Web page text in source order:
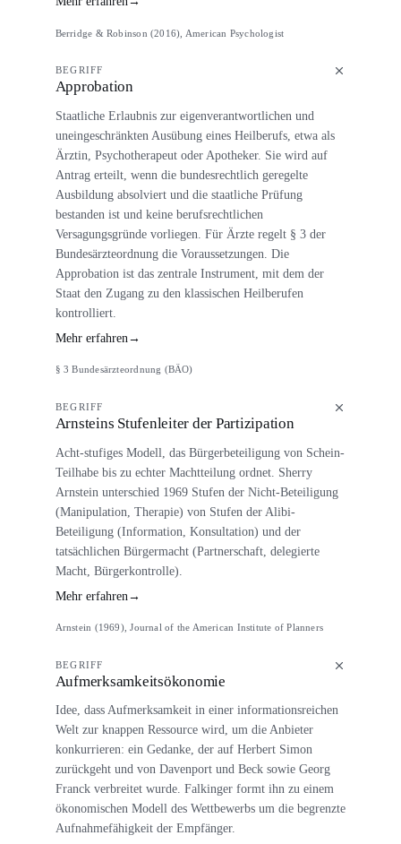
Berridge & Robinson (2016), American Psychologist
BEGRIFF
Approbation
Staatliche Erlaubnis zur eigenverantwortlichen und
uneingeschränkten Ausübung eines Heilberufs, etwa als
Ärztin, Psychotherapeut oder Apotheker. Sie wird auf
Antrag erteilt, wenn die bundesrechtlich geregelte
Ausbildung absolviert und die staatliche Prüfung
bestanden ist und keine berufsrechtlichen
Versagungsgründe vorliegen. Für Ärzte regelt § 3 der
Bundesärzteordnung die Voraussetzungen. Die
Approbation ist das zentrale Instrument, mit dem der
Staat den Zugang zu den klassischen Heilberufen
kontrolliert.
Mehr erfahren→
§ 3 Bundesärzteordnung (BÄO)
BEGRIFF
Arnsteins Stufenleiter der Partizipation
Acht-stufiges Modell, das Bürgerbeteiligung von Schein-
Teilhabe bis zu echter Machtteilung ordnet. Sherry
Arnstein unterschied 1969 Stufen der Nicht-Beteiligung
(Manipulation, Therapie) von Stufen der Alibi-
Beteiligung (Information, Konsultation) und der
tatsächlichen Bürgermacht (Partnerschaft, delegierte
Macht, Bürgerkontrolle).
Mehr erfahren →
Arnstein (1969), Journal of the American Institute of Planners
BEGRIFF
Aufmerksamkeitsökonomie
Idee, dass Aufmerksamkeit in einer informationsreichen
Welt zur knappen Ressource wird, um die Anbieter
konkurrieren: ein Gedanke, der auf Herbert Simon
zurückgeht und von Davenport und Beck sowie Georg
Franck verbreitet wurde. Falkinger formt ihn zu einem
ökonomischen Modell des Wettbewerbs um die begrenzte
Aufnahmefähigkeit der Empfänger.